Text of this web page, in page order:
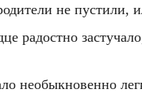
не пустили,
радостно
необыкновенно